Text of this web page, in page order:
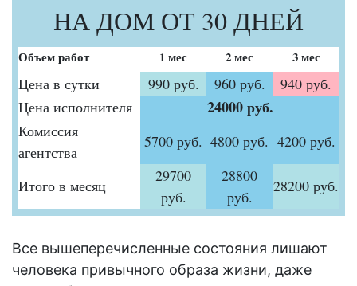
НА ДОМ ОТ 30 ДНЕЙ
Объем работ 1 мес 2 мес 3 мес
Цена в сутки 990 руб. 960 руб.
940 руб.
Цена исполнителя
24000 руб.
Комиссия
агентства
5700 руб. 4800 руб. 4200 руб.
Итого в месяц
29700
руб.
28800
руб.
28200 руб.
Все вышеперечисленные состояния лишают
человека привычного образа жизни, даже